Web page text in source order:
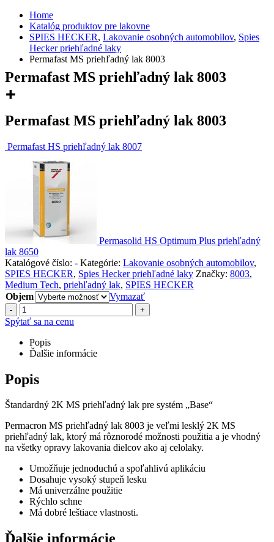
Home
Katalóg produktov pre lakovne
SPIES HECKER, Lakovanie osobných automobilov, Spies
Hecker priehľadné laky
Permafast MS priehľadný lak 8003
Permafast MS priehľadný lak 8003
Permafast MS priehľadný lak 8003
Permafast HS priehľadný lak 8007
Permasolid HS Optimum Plus priehľadný
lak 8650
Katalógové číslo: - Kategórie: Lakovanie osobných automobilov,
SPIES HECKER, Spies Hecker priehľadné laky Značky: 8003,
Medium Tech, priehľadný lak, SPIES HECKER
Objem
Vymazať
- +
Spýtať sa na cenu
Popis
Ďalšie informácie
Popis
Štandardný 2K MS priehľadný lak pre systém „Base“
Permacron MS priehľadný lak 8003 je veľmi lesklý 2K MS
priehľadný lak, ktorý má rôznorodé možnosti použitia a je vhodný
na všetky opravy lakovania dielcov ako aj celolaky.
Umožňuje jednoduchú a spoľahlivú aplikáciu
Dosahuje vysoký stupeň lesku
Má univerzálne použitie
Rýchlo schne
Má dobré leštiace vlastnosti.
Ďalšie informácie